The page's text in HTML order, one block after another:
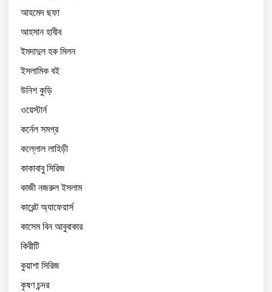
আহমেদ ছফা
আহসান হাবীব
ইমদাদুল হক মিলন
ইসলামিক বই
উনিশ কুড়ি
ওয়েস্টার্ন
কর্নেল সমগ্র
কল্লোল লাহিড়ী
কাকাবাবু সিরিজ
কাজী নজরুল ইসলাম
কারেন্ট অ্যাফেয়ার্স
কাসেম বিন আবুবাকার
কিরীটি
কুয়াশা সিরিজ
কৃষণ চন্দর